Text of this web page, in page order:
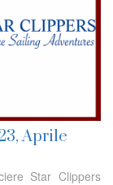
Aprile
Star Clippers